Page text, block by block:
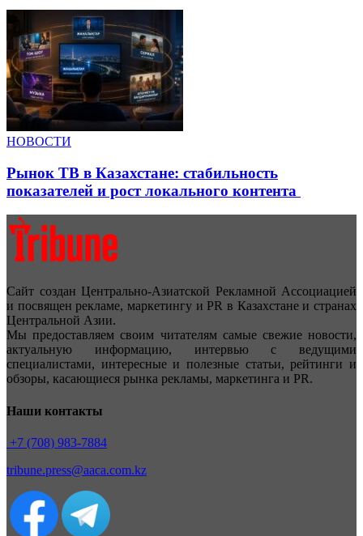
НОВОСТИ
Рынок ТВ в Казахстане: стабильность
показателей и рост локального контента
Сайт создан Центрально-Азиатской Рекламной Ассоциацией
и посвящен рекламе, маркетингу и PR в Казахстане и странах
Центральной Азии.
Мы предоставляем своим читателям самые свежие новости,
актуальную информацию, интервью с ведущими
специалистами, интересные и полезные статьи, рейтинги и
обзоры, касающиеся рынка рекламы, маркетинга и PR.
Наши контакты
+7 (708) 983-7884
tribune.press@aaca.com.kz